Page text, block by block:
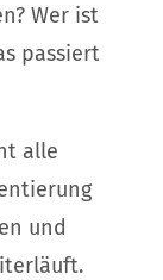
Wer ist
passiert
alle
und